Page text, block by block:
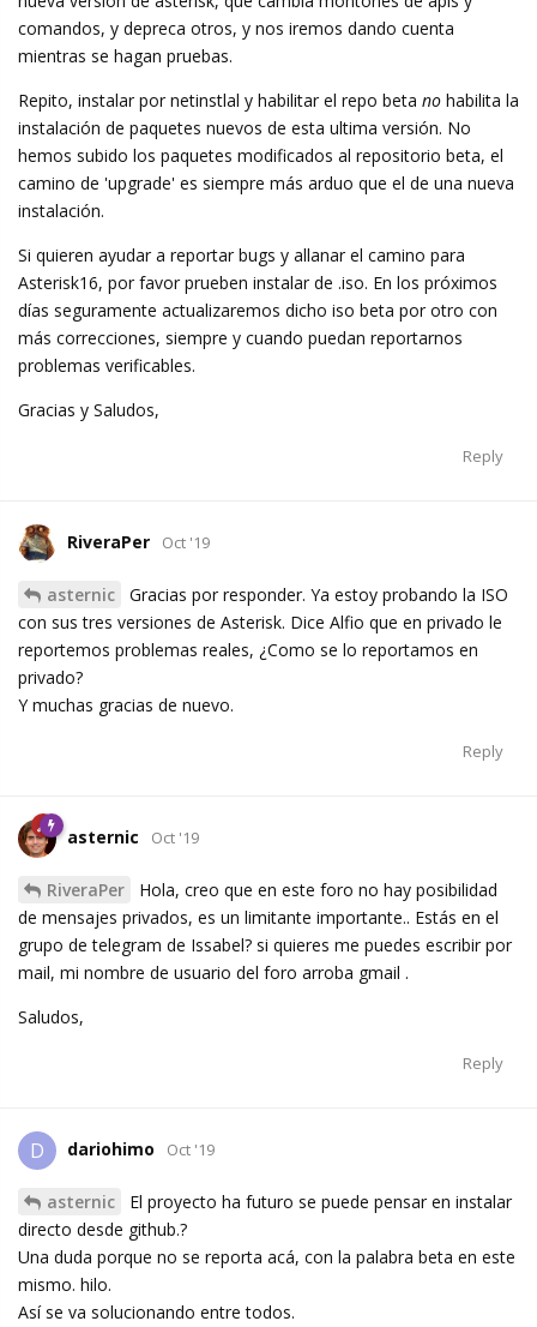
comandos, y depreca otros, y nos iremos dando cuenta
mientras se hagan pruebas.
Repito, instalar por netinstlal y habilitar el repo beta no habilita la
instalación de paquetes nuevos de esta ultima versión. No
hemos subido los paquetes modificados al repositorio beta, el
camino de 'upgrade' es siempre más arduo que el de una nueva
instalación.
Si quieren ayudar a reportar bugs y allanar el camino para
Asterisk16, por favor prueben instalar de .iso. En los próximos
días seguramente actualizaremos dicho iso beta por otro con
más correcciones, siempre y cuando puedan reportarnos
problemas verificables.
Gracias y Saludos,
Reply
RiveraPer Oct '19
asternic
Gracias por responder. Ya estoy probando la ISO
con sus tres versiones de Asterisk. Dice Alfio que en privado le
reportemos problemas reales, ¿Como se lo reportamos en
privado?
Y muchas gracias de nuevo.
Reply
asternic Oct '19
RiveraPer
Hola, creo que en este foro no hay posibilidad
de mensajes privados, es un limitante importante.. Estás en el
grupo de telegram de Issabel? si quieres me puedes escribir por
mail, mi nombre de usuario del foro arroba gmail .
Saludos,
Reply
D dariohimo Oct '19
asternic
El proyecto ha futuro se puede pensar en instalar
directo desde github.?
Una duda porque no se reporta acá, con la palabra beta en este
mismo. hilo.
Así se va solucionando entre todos.